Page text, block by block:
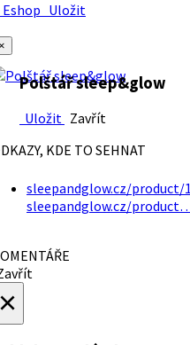
Uložit
Polštář sleep&glow
Uložit Zavřít
KDE TO SEHNAT
sleepandglow.cz/product/
sleepandglow.cz/